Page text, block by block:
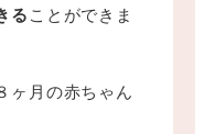
ることができま
ヶ月の赤ちゃん